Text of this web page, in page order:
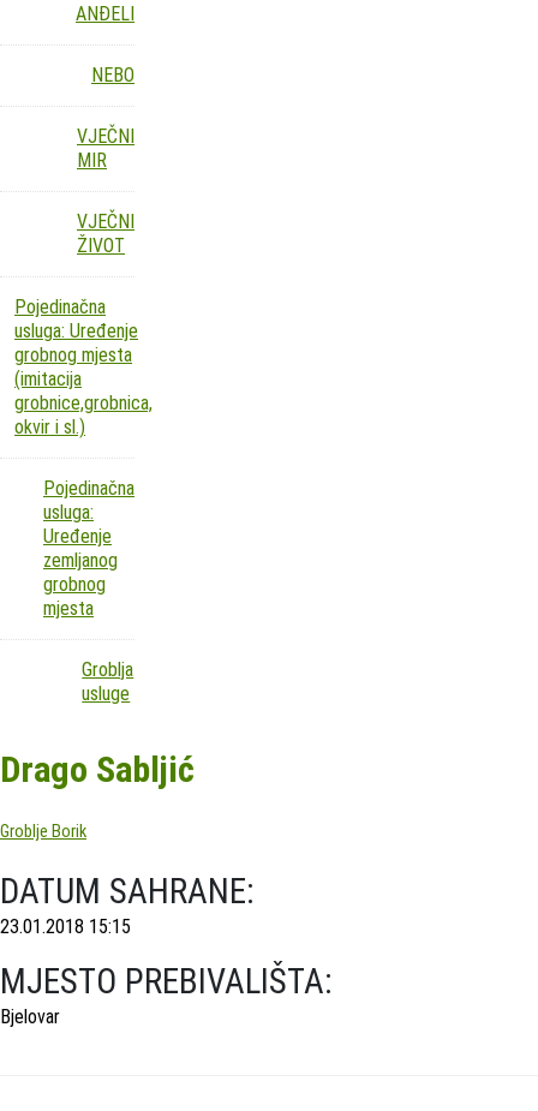
ANĐELI
NEBO
VJEČNI
MIR
VJEČNI
ŽIVOT
Pojedinačna
usluga: Uređenje
grobnog mjesta
(imitacija
grobnice,grobnica,
okvir i sl.)
Pojedinačna
usluga:
Uređenje
zemljanog
grobnog
mjesta
Groblja
usluge
Drago Sabljić
Groblje Borik
DATUM SAHRANE:
23.01.2018 15:15
MJESTO PREBIVALIŠTA:
Bjelovar